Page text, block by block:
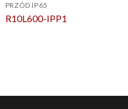
PRZÓD IP65
R10L600-IPP1